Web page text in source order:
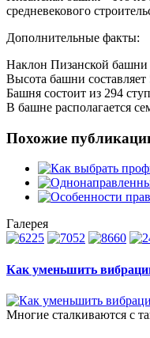
средневекового
Дополнительные факты:
Наклон Пизанской башни
Высота башни составляет
Башня состоит из 294
В башне располагается
Похожие
Галерея
Как уменьшить
Многие сталкиваются с